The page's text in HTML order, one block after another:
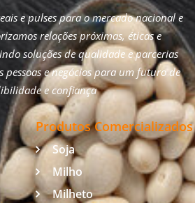
e pulses para o mercado nacional e
relações próximas, éticas e
soluções de qualidade e parcerias
pessoas e negócios para um futuro de
e confiança
Produtos Comercializados
Soja
Milho
Milheto